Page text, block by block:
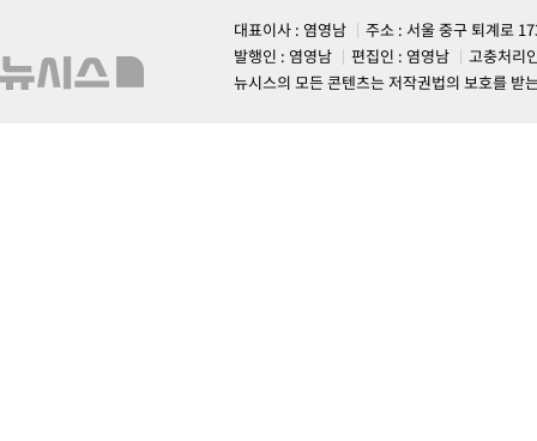
대표이사 : 염영남
주소 : 서울 중구 퇴계로
발행인 : 염영남
편집인 : 염영남
고충처리
뉴시스의 모든 콘텐츠는 저작권법의 보호를